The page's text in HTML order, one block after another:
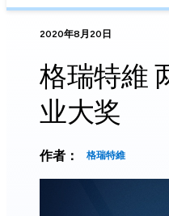
2020年8月20日
格瑞特維
业大奖
作者： 格瑞特維